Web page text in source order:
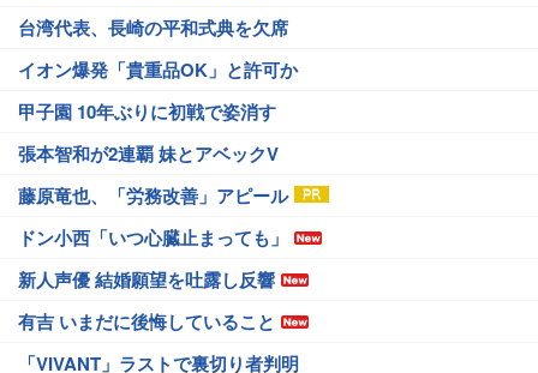
台湾代表、長崎の平和式典を欠席
イオン爆発「貴重品OK」と許可か
甲子園 10年ぶりに初戦で姿消す
張本智和が2連覇 妹とアベックV
藤原竜也、「労務改善」アピール
ドン小西「いつ心臓止まっても」
新人声優 結婚願望を吐露し反響
有吉 いまだに後悔していること
「VIVANT」ラストで裏切り者判明